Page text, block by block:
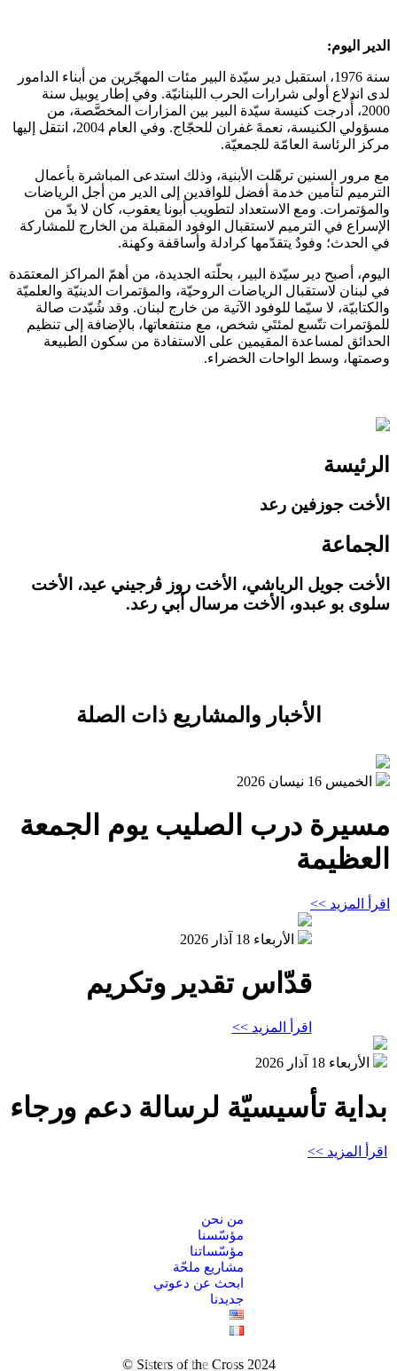
الدير اليوم:
سنة 1976، استقبل دير سيّدة البير مئات المهجّرين من أبناء الدامور
لدى اندلاع أولى شرارات الحرب اللبنانيّة. وفي إطار يوبيل سنة
2000، أُدرجت كنيسة سيّدة البير بين المزارات المخصَّصة، من
مسؤولي الكنيسة، نعمةَ غفران للحجّاج. وفي العام 2004، انتقل إليها
مركز الرئاسة العامّة للجمعيّة.
مع مرور السنين ترهّلت الأبنية، وذلك استدعى المباشرة بأعمال
الترميم لتأمين خدمة أفضل للوافدين إلى الدير من أجل الرياضات
والمؤتمرات. ومع الاستعداد لتطويب أبونا يعقوب، كان لا بدّ من
الإسراع في الترميم لاستقبال الوفود المقبلة من الخارج للمشاركة
في الحدث؛ وفودٌ يتقدّمها كرادلة وأساقفة وكهنة.
اليوم، أصبح دير سيّدة البير، بحلّته الجديدة، من أهمّ المراكز المعتمَدة
في لبنان لاستقبال الرياضات الروحيّة، والمؤتمرات الدينيّة والعلميّة
والكتابيّة، لا سيّما للوفود الآتية من خارج لبنان. وقد شُيّدت صالة
للمؤتمرات تتّسع لمئتَي شخص، مع منتفعاتها، بالإضافة إلى تنظيم
الحدائق لمساعدة المقيمين على الاستفادة من سكون الطبيعة
وصمتها، وسط الواحات الخضراء.
الرئيسة
الأخت جوزفين رعد
الجماعة
الأخت جويل الرياشي، الأخت روز ﭬرجيني عيد، الأخت
سلوى بو عبدو، الأخت مرسال أبي رعد.
الأخبار والمشاريع ذات الصلة
الخميس 16 نيسان 2026
مسيرة درب الصليب يوم الجمعة
العظيمة
اقرأ المزيد >>
الأربعاء 18 آذار 2026
قدّاس تقدير وتكريم
اقرأ المزيد >>
الأربعاء 18 آذار 2026
بداية تأسيسيّة لرسالة دعم ورجاء
اقرأ المزيد >>
من نحن
مؤسّسنا
مؤسّساتنا
مشاريع ملحّة
ابحث عن دعوتي
جديدنا
Sisters of the Cross 2024 ©